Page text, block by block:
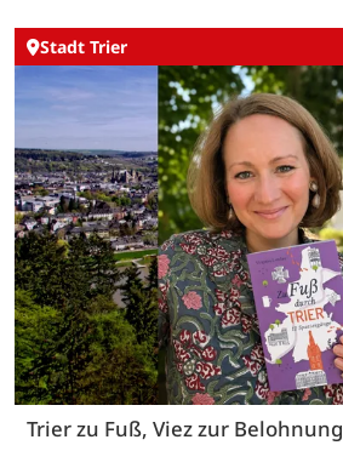
Stadt Trier
Trier zu Fuß, Viez zur Belohnung